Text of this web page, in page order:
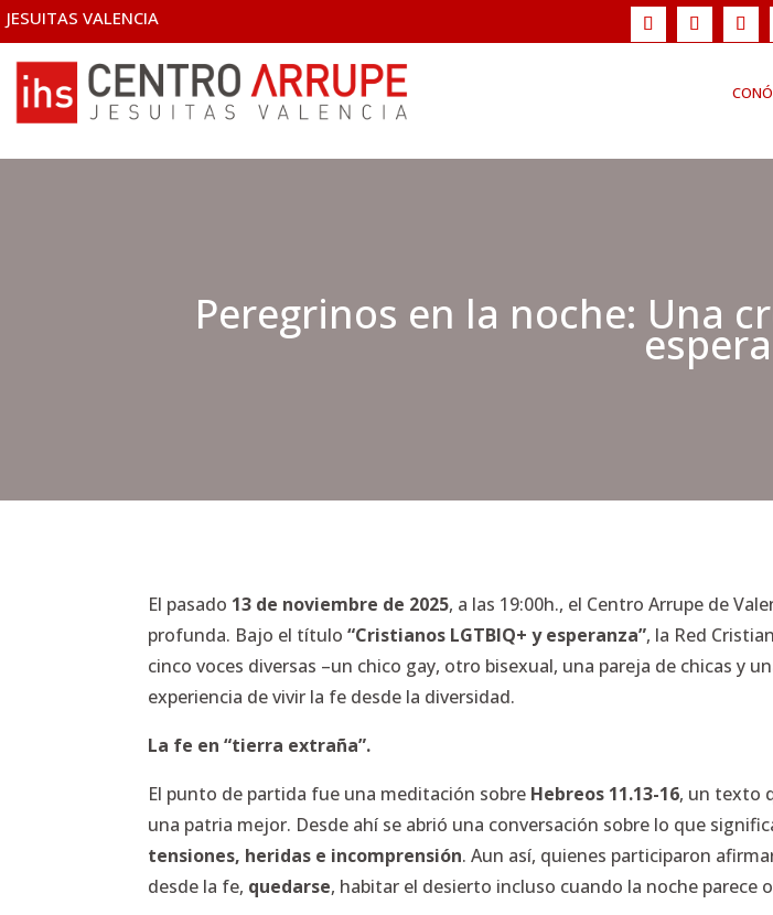
JESUITAS VALENCIA
Peregrinos en la noche: Una
El pasado 13 de noviembre de 2025, a las 19:00h., el Centro Arrupe de
profunda. Bajo el título“Cristianos LGTBIQ+ y esperanza”, la Red
cinco voces diversas –un chico gay, otro bisexual, una pareja de chicas y
experiencia de vivir la fe desde la diversidad.
La fe en “tierra extraña”.
El punto de partida fue una meditación sobre Hebreos 11.13-16, un texto
una patria mejor. Desde ahí se abrió una conversación sobre lo que
tensiones, heridas e incomprensión. Aun así, quienes participaron
desde la fe, quedarse, habitar el desierto incluso cuando la noche parece